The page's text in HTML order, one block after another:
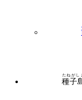
種子
たねがし